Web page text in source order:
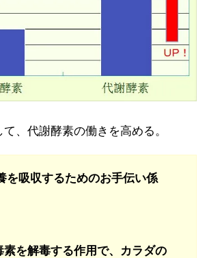
、代謝酵素の働きを高める。
を吸収するためのお手伝い係
素を解毒する作用で、カラダの